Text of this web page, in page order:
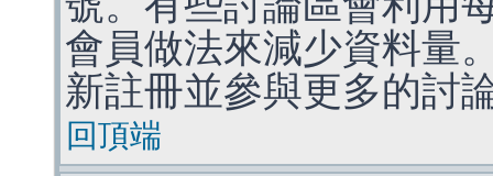
會員做法來減少資料量
新註冊並參與更多的討
回頂端